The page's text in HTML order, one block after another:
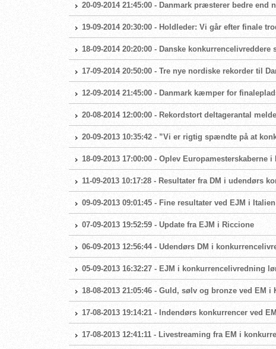
20-09-2014 21:45:00 - Danmark præsterer bedre end
19-09-2014 20:30:00 - Holdleder: Vi går efter finale
18-09-2014 20:20:00 - Danske
17-09-2014 20:50:00 - Tre nye nordiske rekorder til
12-09-2014 21:45:00 - Danmark kæmper for
20-08-2014 12:00:00 - Rekordstort deltagerantal
20-09-2013 10:35:42 - ”Vi er rigtig spændte på at
18-09-2013 17:00:00 - Oplev Europamesterskaberne
11-09-2013 10:17:28 - Resultater fra DM i udendørs
09-09-2013 09:01:45 - Fine resultater ved EJM i Italien
07-09-2013 19:52:59 - Update fra EJM i Riccione
06-09-2013 12:56:44 - Udendørs DM i
05-09-2013 16:32:27 - EJM i konkurrencelivredning
18-08-2013 21:05:46 - Guld, sølv og bronze ved EM
17-08-2013 19:14:21 - Indendørs konkurrencer ved
17-08-2013 12:41:11 - Livestreaming fra EM i